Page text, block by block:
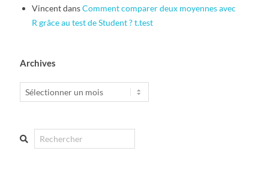
VincentdansComment comparer deux moyennes avec
R grâce au test de Student ? t.test
Archives
Archives
Search